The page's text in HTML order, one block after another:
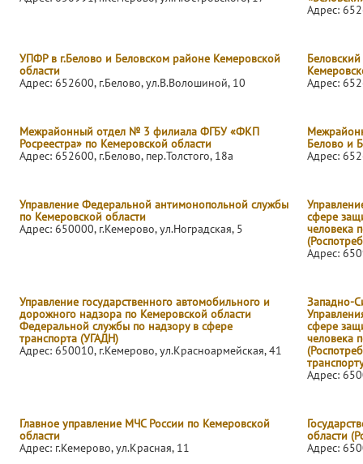
Адрес:
УПФР в г.Белово и Беловском районе Кемеровской
области
Адрес: 652600, г.Белово, ул.В.Волошиной, 10
Адрес:
Межрайонный отдел № 3 филиала ФГБУ «ФКП
Росреестра» по Кемеровской области
Адрес: 652600, г.Белово, пер.Толстого, 18а
Белово и
Адрес:
Управление Федеральной антимонопольной службы
по Кемеровской области
Адрес: 650000, г.Кемерово, ул.Ноградская, 5
сфере
человека
Адрес:
Управление государственного автомобильного и
дорожного надзора по Кемеровской области
Федеральной службы по надзору в сфере
транспорта (УГАДН)
Адрес: 650010, г.Кемерово, ул.Красноармейская, 41
Западно-
сфере
человека
Адрес:
Главное управление МЧС России по Кемеровской
области
Адрес: г.Кемерово, ул.Красная, 11
области
Адрес: